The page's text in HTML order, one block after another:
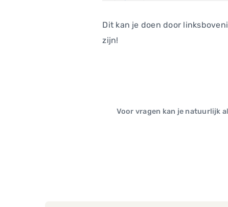
Dit kan je doen door
zijn!
Voor vragen kan je natuurlijk